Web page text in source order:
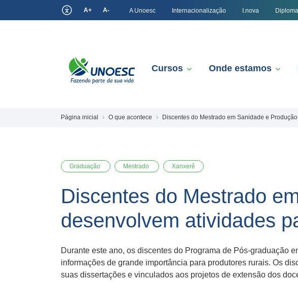
A+ A- A Unoesc Internacionalização I.nova
Cursos Onde estamos
Página inicial O que acontece Discentes do Mestrado em Sanidade e
Graduação Mestrado Xanxerê
Discentes do Mestrado
desenvolvem atividades
Durante este ano, os discentes do Programa de Pós-graduação
informações de grande importância para produtores rurais. Os
suas dissertações e vinculados aos projetos de extensão dos